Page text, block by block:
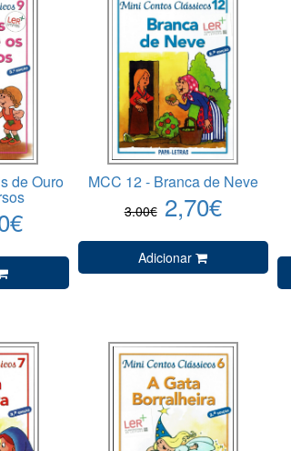
de Ouro MCC 12 - Branca de Neve
3.00€ 2,70€
Adicionar